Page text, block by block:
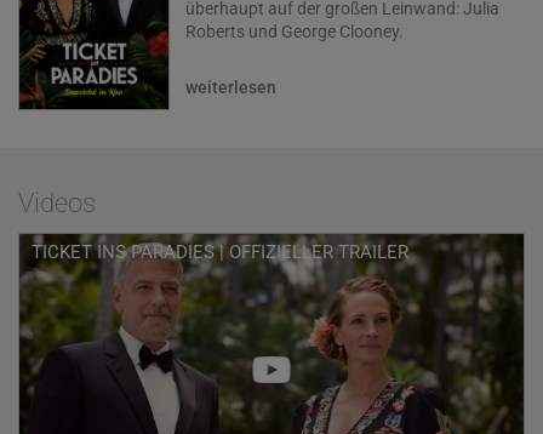
überhaupt auf der großen Leinwand: Julia
Roberts und George Clooney.
Ihre eigene Ehe ist schon lange
empfinden, brechen die beiden gemeinsam in
das exotische Tropenparadies auf, um Lily
vor dem Fehler zu bewahren, den sie selbst
vor 25 Jahren gemacht haben.
Regisseur Ol Parker hat schon mit Mamma
Mia! Here We Go Again ein ausgelassenes
Feuerwerk der Gefühle entzündet. TICKET
INS PARADIES inszeniert er nun nach
weiterlesen
Videos
TICKET INS PARADIES | OFFIZIELLER TRAILER